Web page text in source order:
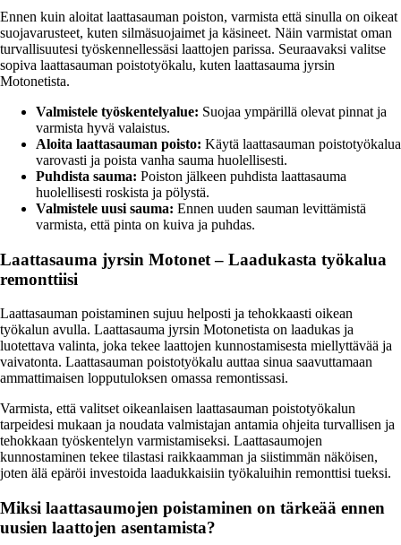
Ennen kuin aloitat laattasauman poiston, varmista että sinulla on oikeat
suojavarusteet, kuten silmäsuojaimet ja käsineet. Näin varmistat oman
turvallisuutesi työskennellessäsi laattojen parissa. Seuraavaksi valitse
sopiva laattasauman poistotyökalu, kuten laattasauma jyrsin
Motonetista.
Valmistele työskentelyalue: Suojaa ympärillä olevat pinnat ja
varmista hyvä valaistus.
Aloita laattasauman poisto: Käytä laattasauman poistotyökalua
varovasti ja poista vanha sauma huolellisesti.
Puhdista sauma: Poiston jälkeen puhdista laattasauma
huolellisesti roskista ja pölystä.
Valmistele uusi sauma: Ennen uuden sauman levittämistä
varmista, että pinta on kuiva ja puhdas.
Laattasauma jyrsin Motonet – Laadukasta työkalua
remonttiisi
Laattasauman poistaminen sujuu helposti ja tehokkaasti oikean
työkalun avulla. Laattasauma jyrsin Motonetista on laadukas ja
luotettava valinta, joka tekee laattojen kunnostamisesta miellyttävää ja
vaivatonta. Laattasauman poistotyökalu auttaa sinua saavuttamaan
ammattimaisen lopputuloksen omassa remontissasi.
Varmista, että valitset oikeanlaisen laattasauman poistotyökalun
tarpeidesi mukaan ja noudata valmistajan antamia ohjeita turvallisen ja
tehokkaan työskentelyn varmistamiseksi. Laattasaumojen
kunnostaminen tekee tilastasi raikkaamman ja siistimmän näköisen,
joten älä epäröi investoida laadukkaisiin työkaluihin remonttisi tueksi.
Miksi laattasaumojen poistaminen on tärkeää ennen
uusien laattojen asentamista?